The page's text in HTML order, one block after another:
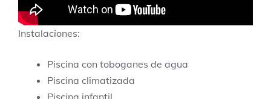
Instalaciones:
Piscina con toboganes de agua
Piscina climatizada